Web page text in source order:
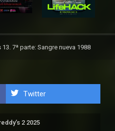
13. 7ª parte: Sangre nueva 1988
Twitter
2 2025